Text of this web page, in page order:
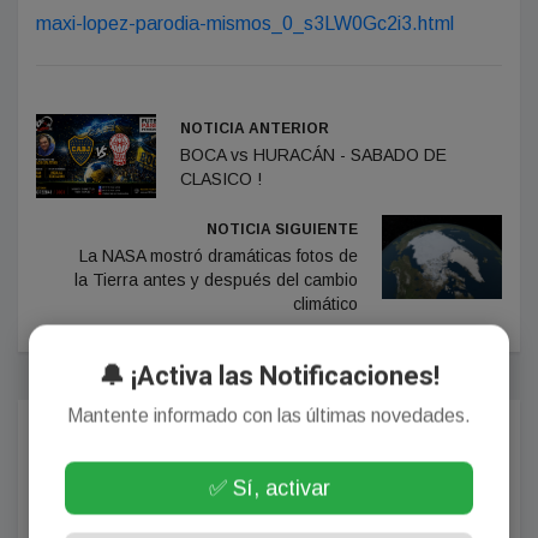
maxi-lopez-parodia-mismos_0_s3LW0Gc2i3.html
NOTICIA ANTERIOR
BOCA vs HURACÁN - SABADO DE
CLASICO !
NOTICIA SIGUIENTE
La NASA mostró dramáticas fotos de
la Tierra antes y después del cambio
climático
🔔 ¡Activa las Notificaciones!
Mantente informado con las últimas novedades.
✅ Sí, activar